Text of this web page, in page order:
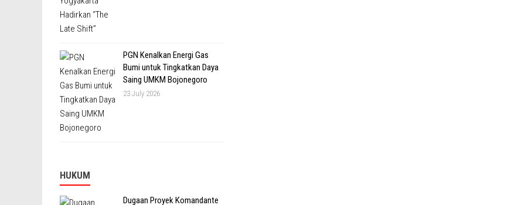
PGN Kenalkan Energi Gas
Bumi untuk Tingkatkan Daya
Saing UMKM Bojonegoro
23 July 2026
HUKUM
Dugaan Proyek Komandante